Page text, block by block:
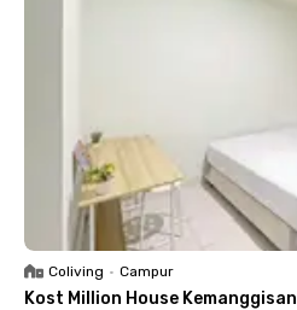
Coliving • Campur
Kost Million House Kemanggisan